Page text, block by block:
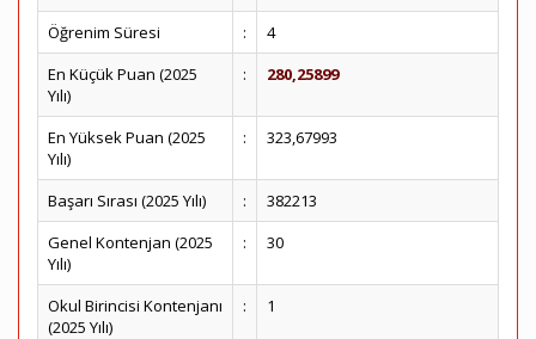
Öğrenim Süresi
:
4
En Küçük Puan (2025
Yılı)
: 280,25899
En Yüksek Puan (2025
Yılı)
: 323,67993
Başarı Sırası (2025 Yılı) :
382213
Genel Kontenjan (2025
Yılı)
: 30
Okul Birincisi Kontenjanı
(2025 Yılı)
: 1